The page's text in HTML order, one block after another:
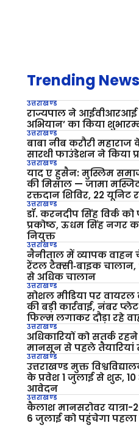
Trending News
उत्तराखण्ड
राज्यपाल ने आईवीआरआई
अभियान’ का किया
उत्तराखण्ड
बाबा नीब करौरी
सारथी फाउंडेशन ने किया
उत्तराखण्ड
याद ए हुसैन: मुस्लिम
की मिसाल — जामा
रक्तदान शिविर, 22 यूनिट
उत्तराखण्ड
डॉ. करनदीप सिंह विर्क को
प्रकोष्ठ, ऊधम सिंह नगर
नियुक्त
उत्तराखण्ड
नैनीताल में व्यापक वाहन
रेंटल टैक्सी‑बाइक
से अधिक चालान
उत्तराखण्ड
सोशल मीडिया पर वायरल
की बड़ी कार्रवाई, नंबर
फिल्म लगाकर दौड़ा रहे
उत्तराखण्ड
अधिकारियों को सतर्क
मानसून से पहले
उत्तराखण्ड
उत्तराखण्ड मुक्त
के प्रवेश 1 जुलाई से शुरू,
आवेदन
उत्तराखण्ड
कैलाश मानसरोवर यात्रा-
6 जुलाई को पहुंचेगा